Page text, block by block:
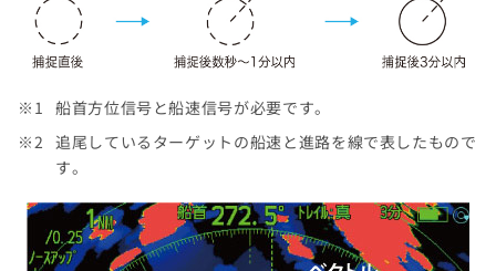
船首方位信号と船速信号が必要です。
追尾しているターゲットの船速と進路を線で表したもので
す。